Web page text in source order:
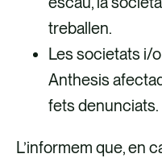
treballen.
Les societats i/
Anthesis
fets denunciats.
L’informem que, en